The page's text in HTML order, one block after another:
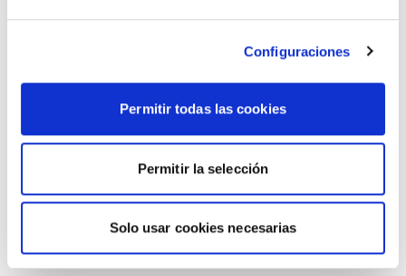
Configuraciones
Permitir todas las cookies
Permitir la selección
Solo usar cookies necesarias